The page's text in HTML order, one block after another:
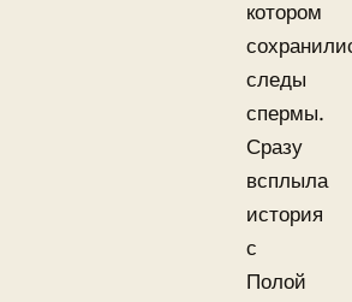
котором
следы
спермы.
Сразу
всплыла
история
с
Полой